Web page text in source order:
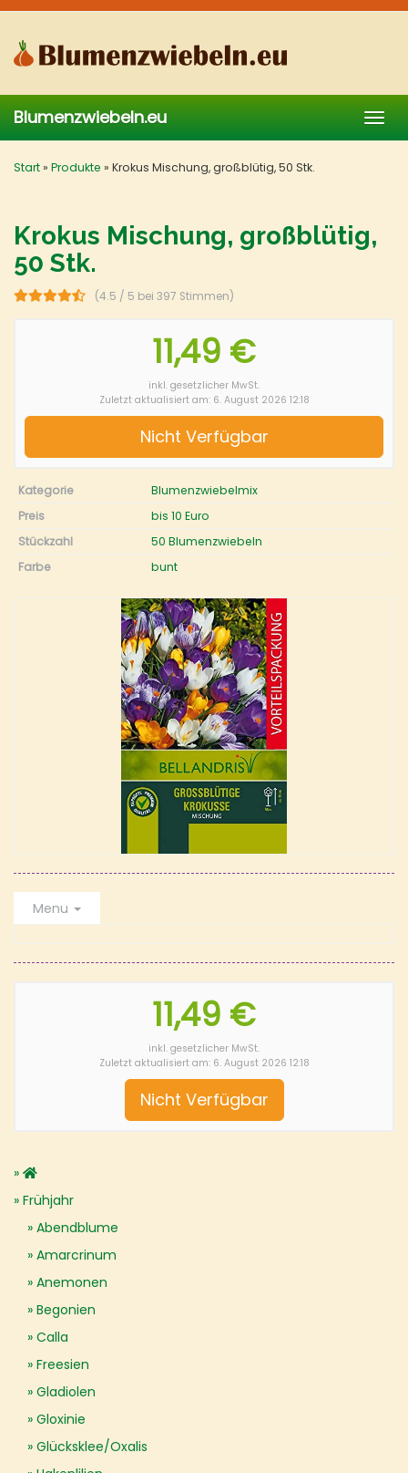
Skip
main
content
Blumenzwiebeln.eu
Start» Produkte » Krokus Mischung, großblütig, 50 Stk.
Krokus Mischung, großblütig,
50 Stk.
(4.5 / 5 bei 397 Stimmen)
11,49 €
inkl. gesetzlicher MwSt.
Zuletzt aktualisiert am: 6. August 2026 12:18
Nicht Verfügbar
Kategorie
Blumenzwiebelmix
Preis
bis 10 Euro
Stückzahl
50 Blumenzwiebeln
Farbe
bunt
Menu
11,49 €
inkl. gesetzlicher MwSt.
Zuletzt aktualisiert am: 6. August 2026 12:18
Nicht Verfügbar
Frühjahr
Abendblume
Amarcrinum
Anemonen
Begonien
Calla
Freesien
Gladiolen
Gloxinie
Glücksklee/Oxalis